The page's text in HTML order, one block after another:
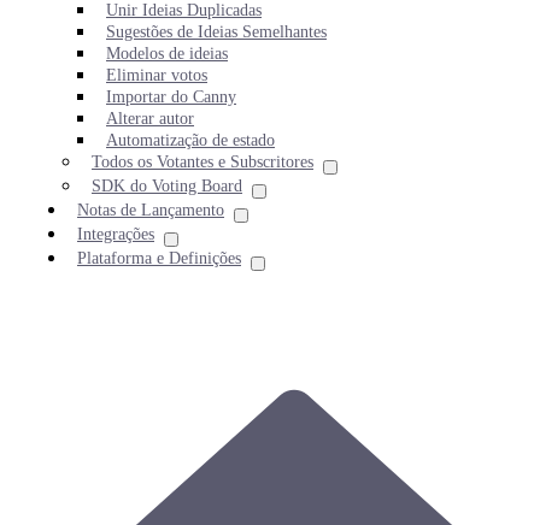
Unir Ideias Duplicadas
Sugestões de Ideias Semelhantes
Modelos de ideias
Eliminar votos
Importar do Canny
Alterar autor
Automatização de estado
Todos os Votantes e Subscritores
SDK do Voting Board
Notas de Lançamento
Integrações
Plataforma e Definições